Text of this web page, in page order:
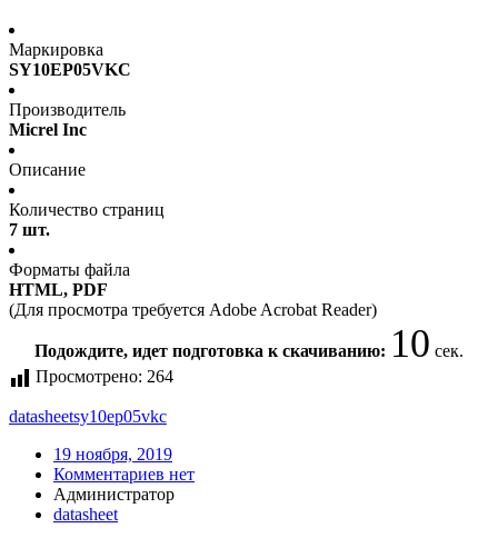
Маркировка
SY10EP05VKC
Производитель
Micrel Inc
Описание
Количество страниц
7 шт.
Форматы файла
HTML, PDF
(Для просмотра требуется Adobe Acrobat Reader)
Подождите, идет подготовка к скачиванию: 10 сек.
Просмотрено: 264
datasheetsy10ep05vkc
19 ноября, 2019
Комментариев нет
Администратор
datasheet